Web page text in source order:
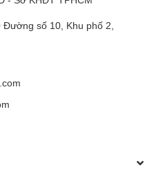
trời
khác: Thiết bị đo độ rung,
động cơ, thiết bị đo lực
lớp phủ, thiết bị đo
bị đo bức xạ mặt trời,
bị đo độ dày vật liệu
số 10, Khu phố 2,